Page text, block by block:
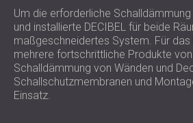
AUDIOLOGIEBEREICH
SCHALLDÄMMUNG UND
AKUSTIKLÖSUNGEN FÜR
RECHENZENTREN
Um die erforderliche
und installierte DECIBEL für beide
maßgeschneidertes System. Für
mehrere fortschrittliche Produkte von
Schalldämmung von Wänden und
Schallschutzmembranen und
Einsatz.